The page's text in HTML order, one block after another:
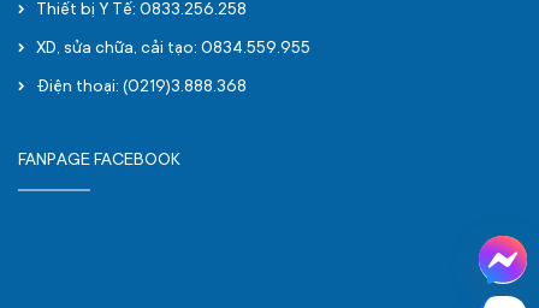
Thiết bị Y Tế: 0833.256.258
XD, sửa chữa, cải tạo: 0834.559.955
Điện thoại: (0219)3.888.368
FANPAGE FACEBOOK